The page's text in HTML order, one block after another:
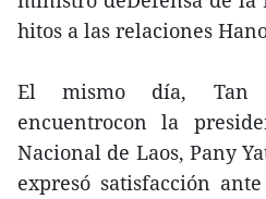
hitos a las relaciones
El mismo día, Tan
encuentrocon la
Nacional de Laos, Pany
expresó satisfacción